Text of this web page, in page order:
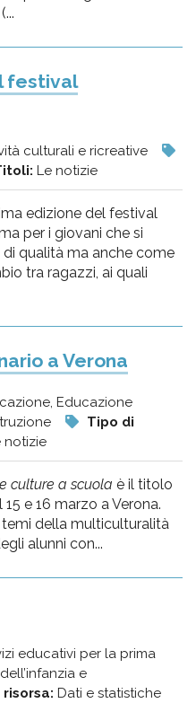
festival
culturali e ricreative
Le notizie
edizione del festival
per i giovani che si
qualità ma anche come
tra ragazzi, ai quali
a Verona
Educazione
Tipo di
notizie
culture a scuola è il titolo
e 16 marzo a Verona.
della multiculturalità
alunni con...
educativi per la prima
e
Dati e statistiche